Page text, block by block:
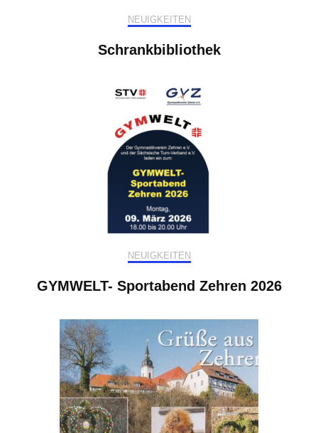
NEUIGKEITEN
Schrankbibliothek
NEUIGKEITEN
GYMWELT- Sportabend Zehren 2026